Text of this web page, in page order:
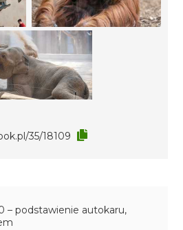
35/18109
– podstawienie autokaru,